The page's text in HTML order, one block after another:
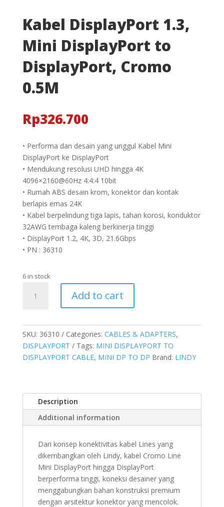
Kabel DisplayPort 1.3,
Mini DisplayPort to
DisplayPort, Cromo
0.5M
Rp326.700
• Performa dan desain yang unggul Kabel Mini
DisplayPort ke DisplayPort
• Mendukung resolusi UHD hingga 4K
4096×2160@60Hz 4:4:4 10bit
• Rumah ABS desain krom, konektor dan kontak
berlapis emas 24K
• Kabel berpelindung tiga lapis, tahan korosi, konduktor
32AWG tembaga kaleng berkinerja tinggi
• DisplayPort 1.2, 4K, 3D, 21.6Gbps
• PN : 36310
6 in stock
DisplayPort
DisplayPort
to
DisplayPort,
quantity
Add to cart
SKU: 36310 Categories: CABLES & ADAPTERS,
DISPLAYPORT
Tags: MINI DISPLAYPORT TO
DISPLAYPORT CABLE, MINI DP TO DP Brand: LINDY
Description
Additional information
Dari konsep konektivitas kabel Lines yang
dikembangkan oleh Lindy, kabel Cromo Line
Mini DisplayPort hingga DisplayPort
berperforma tinggi, koneksi desainer yang
menggabungkan bahan konstruksi premium
dengan arsitektur konektor yang mencolok.